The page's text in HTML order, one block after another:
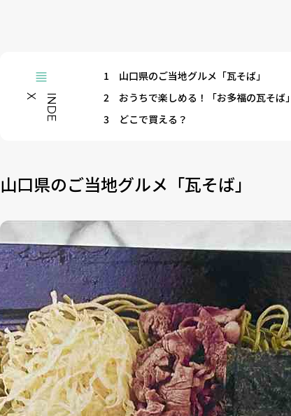
I
N
D
E
X
1
山口県のご当地グルメ「瓦そば」
2
おうちで楽しめる！「お多福の瓦そば」
3
どこで買える？
山口県のご当地グルメ「瓦そば」